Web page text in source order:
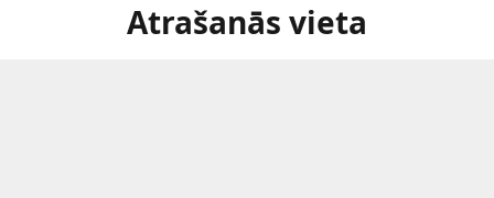
Atrašanās vieta